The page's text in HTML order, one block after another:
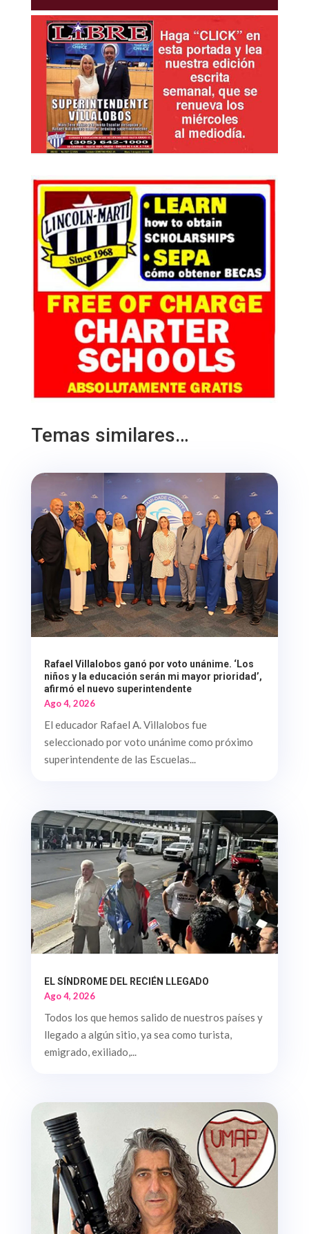
Temas similares…
Rafael Villalobos ganó por voto unánime. ‘Los
niños y la educación serán mi mayor prioridad’,
afirmó el nuevo superintendente
Ago 4, 2026
El educador Rafael A. Villalobos fue
seleccionado por voto unánime como próximo
superintendente de las Escuelas...
EL SÍNDROME DEL RECIÉN LLEGADO
Ago 4, 2026
Todos los que hemos salido de nuestros países y
llegado a algún sitio, ya sea como turista,
emigrado, exiliado,...